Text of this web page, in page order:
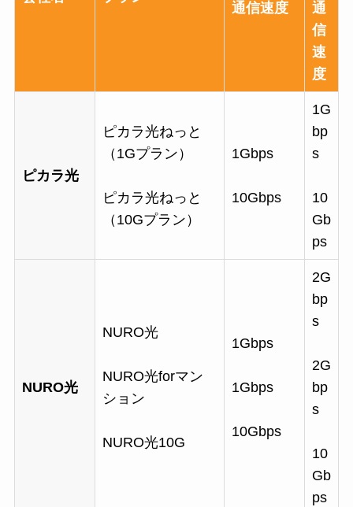
通信速度
通
信
速
度
ピカラ光
ピカラ光ねっと
（1Gプラン）
ピカラ光ねっと
（10Gプラン）
1Gbps
10Gbps
1G
bp
s
10
Gb
ps
NURO光
NURO光
NURO光forマン
ション
NURO光10G
1Gbps
1Gbps
10Gbps
2G
bp
s
2G
bp
s
10
Gb
ps